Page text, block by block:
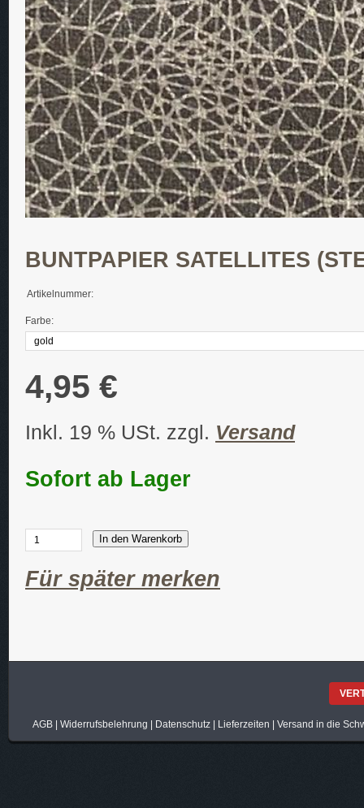
BUNTPAPIER SATELLITES
Artikelnummer:
Farbe:
4,95 €
Inkl. 19 % USt. zzgl. Versand
Sofort ab Lager
In den Warenkorb
Für später merken
AGB| Widerrufsbelehrung Datenschutz| Lieferzeiten Versand in die